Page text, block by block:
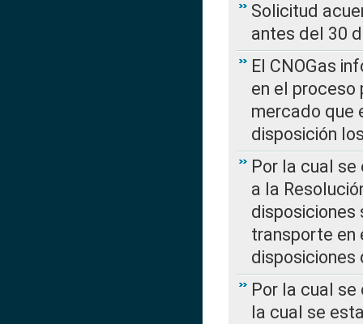
Solicitud
antes del 30
El CNOGas
en el
mercado que
disposición
Por la cual se
a la
disposiciones
transporte en
disposiciones
Por la cual se
la cual se